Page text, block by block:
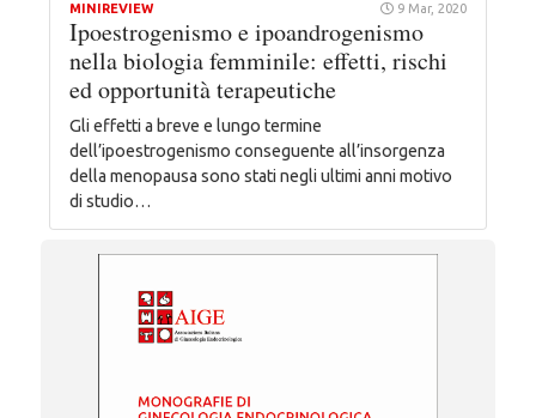
MINIREVIEW 9 Mar, 2020
Ipoestrogenismo e ipoandrogenismo
nella biologia femminile: effetti, rischi
ed opportunità terapeutiche
Gli effetti a breve e lungo termine
dell’ipoestrogenismo conseguente all’insorgenza
della menopausa sono stati negli ultimi anni motivo
di studio…